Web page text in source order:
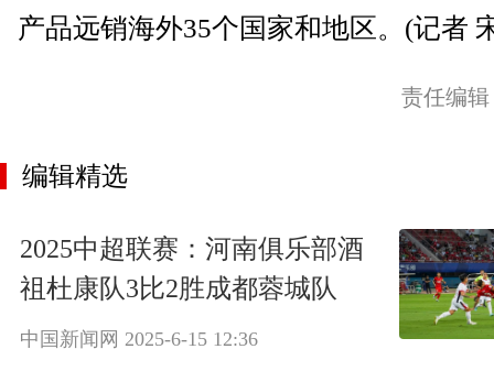
产品远销海外35个国家和地区。(记者
责任编
编辑精选
2025中超联赛：河南俱乐部酒
祖杜康队3比2胜成都蓉城队
中国新闻网 2025-6-15 12:36